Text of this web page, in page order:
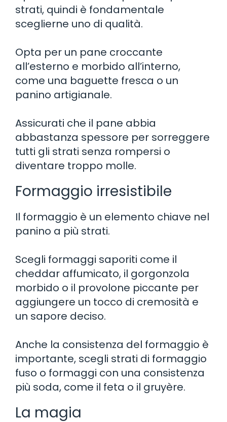
strati, quindi è fondamentale
sceglierne uno di qualità.
Opta per un pane croccante
all’esterno e morbido all’interno,
come una baguette fresca o un
panino artigianale.
Assicurati che il pane abbia
abbastanza spessore per sorreggere
tutti gli strati senza rompersi o
diventare troppo molle.
Formaggio irresistibile
Il formaggio è un elemento chiave nel
panino a più strati.
Scegli formaggi saporiti come il
cheddar affumicato, il gorgonzola
morbido o il provolone piccante per
aggiungere un tocco di cremosità e
un sapore deciso.
Anche la consistenza del formaggio è
importante, scegli strati di formaggio
fuso o formaggi con una consistenza
più soda, come il feta o il gruyère.
La magia